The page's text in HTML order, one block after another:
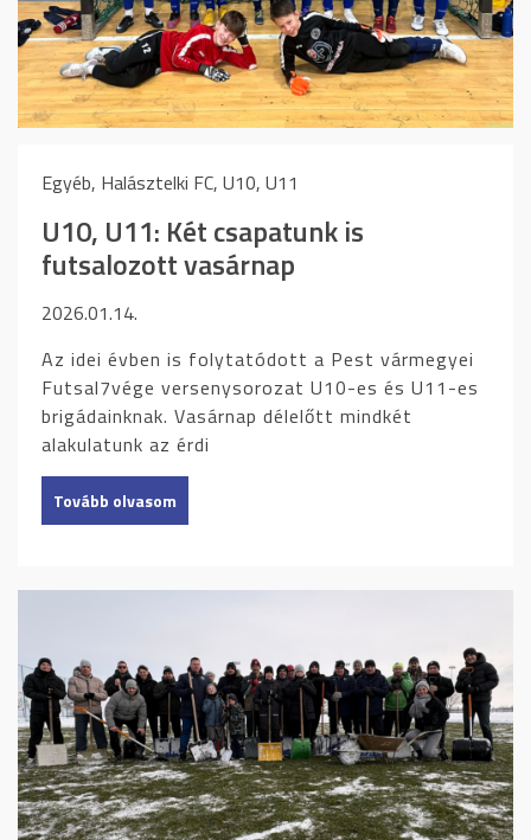
Egyéb, Halásztelki FC, U10, U11
U10, U11: Két csapatunk is
futsalozott vasárnap
2026.01.14.
Az idei évben is folytatódott a Pest vármegyei
Futsal7vége versenysorozat U10-es és U11-es
brigádainknak. Vasárnap délelőtt mindkét
alakulatunk az érdi
Tovább olvasom